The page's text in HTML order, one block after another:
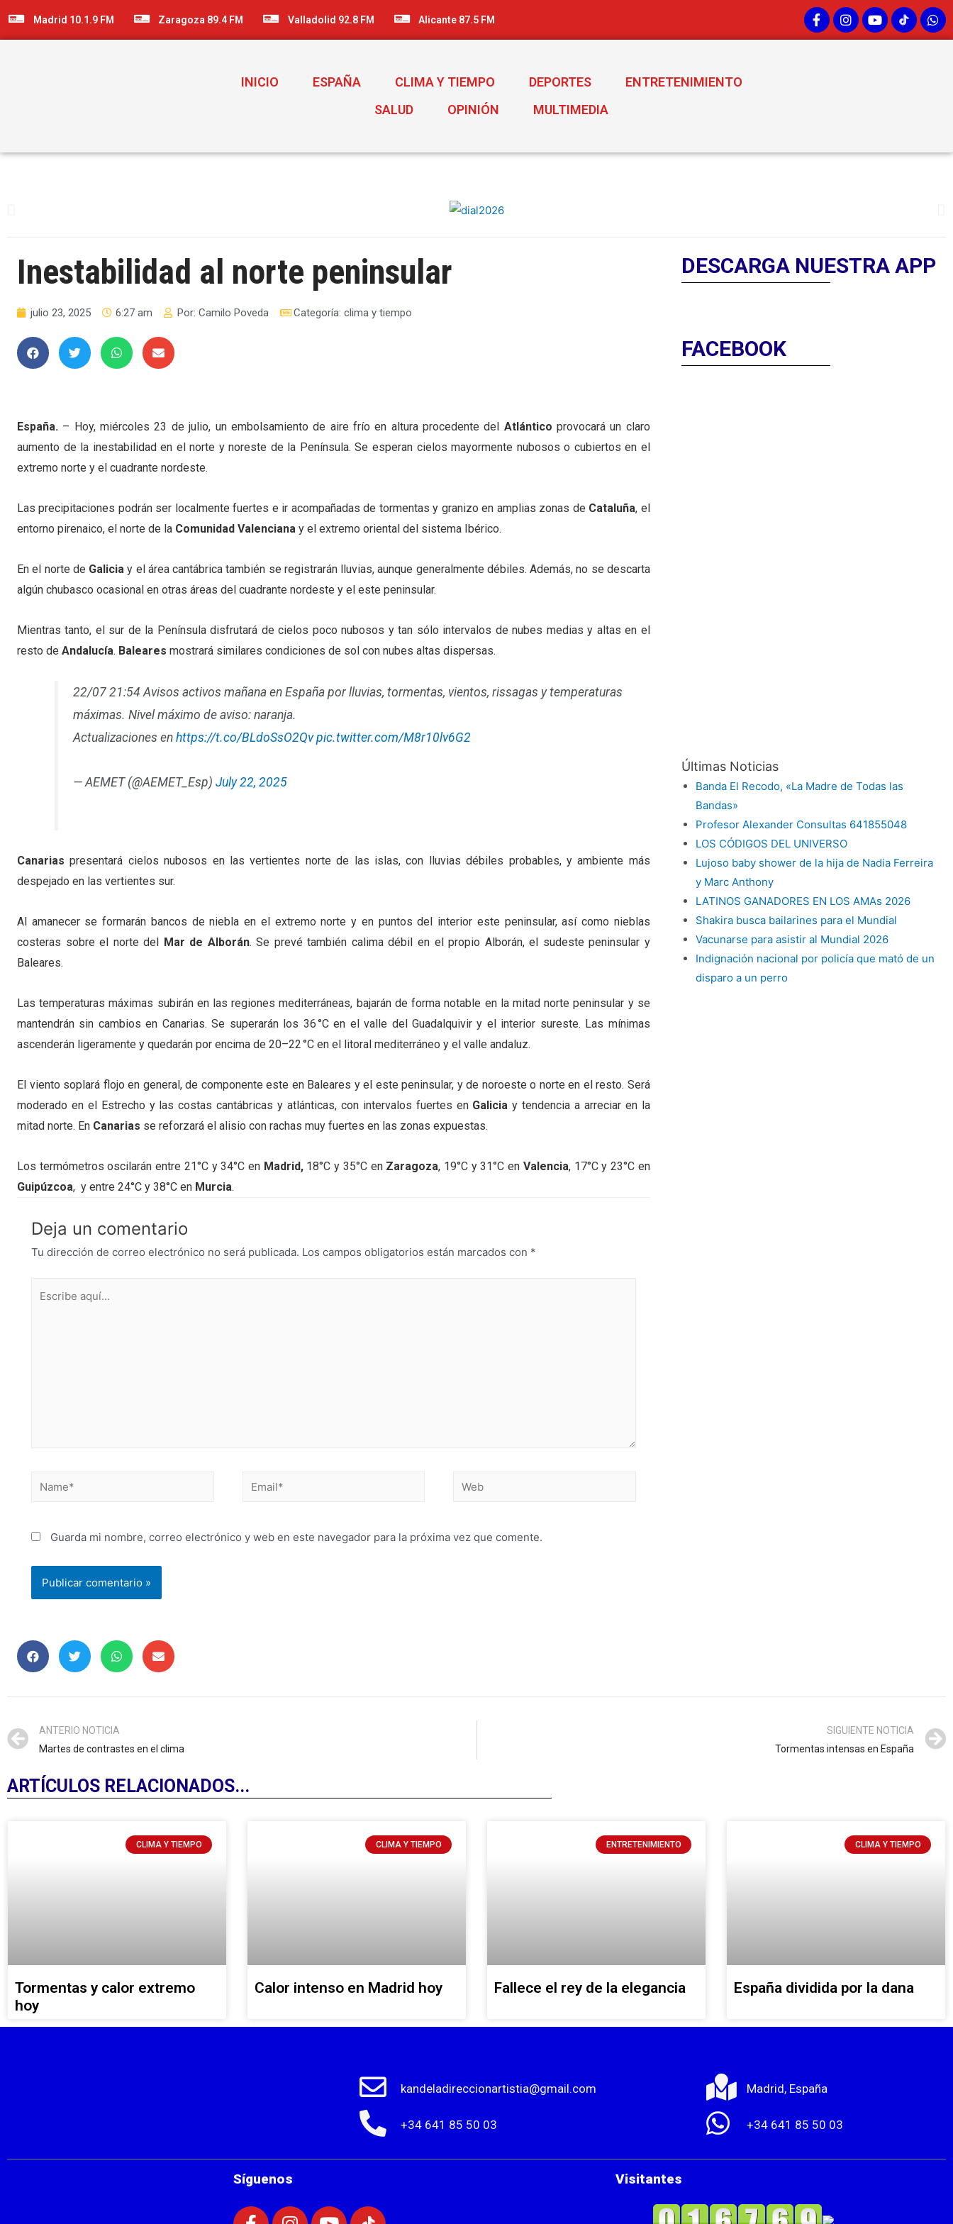
Madrid 10.1.9 FM Zaragoza 89.4 FM Valladolid 92.8 FM Alicante 87.5 FM
INICIO ESPAÑA CLIMA Y TIEMPO DEPORTES
ENTRETENIMIENTO
SALUD
OPINIÓN MULTIMEDIA
Inestabilidad al norte peninsular
julio 23, 2025 6:27 am Por: Camilo Poveda Categoría: clima y tiempo
España. – Hoy, miércoles 23 de julio, un embolsamiento de aire frío en altura procedente del Atlántico provocará un claro
aumento de la inestabilidad en el norte y noreste de la Península. Se esperan cielos mayormente nubosos o cubiertos en el
extremo norte y el cuadrante nordeste.
Las precipitaciones podrán ser localmente fuertes e ir acompañadas de tormentas y granizo en amplias zonas de Cataluña, el
entorno pirenaico, el norte de la Comunidad Valenciana y el extremo oriental del sistema Ibérico.
En el norte de Galicia y el área cantábrica también se registrarán lluvias, aunque generalmente débiles. Además, no se descarta
algún chubasco ocasional en otras áreas del cuadrante nordeste y el este peninsular.
Mientras tanto, el sur de la Península disfrutará de cielos poco nubosos y tan sólo intervalos de nubes medias y altas en el
resto de Andalucía. Baleares mostrará similares condiciones de sol con nubes altas dispersas.
22/07 21:54 Avisos activos mañana en España por lluvias, tormentas, vientos, rissagas y temperaturas
máximas. Nivel máximo de aviso: naranja.
Actualizaciones en https://t.co/BLdoSsO2Qv pic.twitter.com/M8r10lv6G2
— AEMET (@AEMET_Esp) July 22, 2025
Canarias presentará cielos nubosos en las vertientes norte de las islas, con lluvias débiles probables, y ambiente más
despejado en las vertientes sur.
Al amanecer se formarán bancos de niebla en el extremo norte y en puntos del interior este peninsular, así como nieblas
costeras sobre el norte del Mar de Alborán. Se prevé también calima débil en el propio Alborán, el sudeste peninsular y
Baleares.
Las temperaturas máximas subirán en las regiones mediterráneas, bajarán de forma notable en la mitad norte peninsular y se
mantendrán sin cambios en Canarias. Se superarán los 36 °C en el valle del Guadalquivir y el interior sureste. Las mínimas
ascenderán ligeramente y quedarán por encima de 20–22 °C en el litoral mediterráneo y el valle andaluz.
El viento soplará flojo en general, de componente este en Baleares y el este peninsular, y de noroeste o norte en el resto. Será
moderado en el Estrecho y las costas cantábricas y atlánticas, con intervalos fuertes en Galicia y tendencia a arreciar en la
mitad norte. En Canarias se reforzará el alisio con rachas muy fuertes en las zonas expuestas.
Los termómetros oscilarán entre 21°C y 34°C en Madrid,18°C y 35°C en Zaragoza, 19°C y 31°C en Valencia, 17°C y 23°C en
Guipúzcoa, y entre 24°C y 38°C en Murcia.
Deja un comentario
Tu dirección de correo electrónico no será publicada. Los campos obligatorios están marcados con *
Guarda mi nombre, correo electrónico y web en este navegador para la próxima vez que comente.
DESCARGA NUESTRA APP
FACEBOOK
Últimas Noticias
Banda El Recodo, «La Madre de Todas las
Bandas»
Profesor Alexander Consultas 641855048
LOS CÓDIGOS DEL UNIVERSO
Lujoso baby shower de la hija de Nadia Ferreira
y Marc Anthony
LATINOS GANADORES EN LOS AMAs 2026
Shakira busca bailarines para el Mundial
Vacunarse para asistir al Mundial 2026
Indignación nacional por policía que mató de un
disparo a un perro
ANTERIO NOTICIA
Martes de contrastes en el clima
SIGUIENTE NOTICIA
Tormentas intensas en España
ARTÍCULOS RELACIONADOS...
CLIMA Y TIEMPO
Tormentas y calor extremo
hoy
CLIMA Y TIEMPO
Calor intenso en Madrid hoy
ENTRETENIMIENTO
Fallece el rey de la elegancia
CLIMA Y TIEMPO
España dividida por la dana
kandeladireccionartistia@gmail.com
+34 641 85 50 03
Madrid, España
+34 641 85 50 03
Síguenos Visitantes